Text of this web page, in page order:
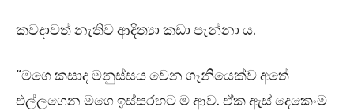
කවදාවත් නැතිව ආදිත්‍යා කඩා පැන්නා ය.
“මගෙ කසාද මනුස්සය වෙන ගෑනියෙක්ව අතේ
එල්ලගෙන මගෙ ඉස්සරහට ම ආව. ඒක ඇස් දෙකෙංම